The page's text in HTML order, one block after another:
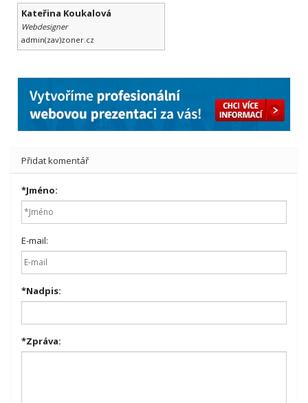
Kateřina Koukalová
Webdesigner
admin(zav)zoner.cz
Přidat komentář
*Jméno:
E-mail:
*Nadpis:
*Zpráva: